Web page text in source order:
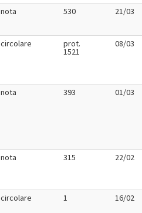
nota 530 21/03
circolare prot.
1521
08/03
nota 393 01/03
nota 315 22/02
circolare 1 16/02